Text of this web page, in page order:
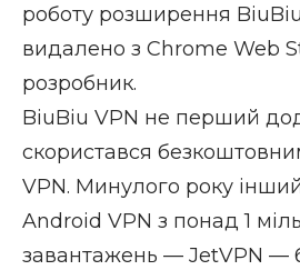
роботу розширення
видалено з Chrome Web
розробник.
BiuBiu VPN не перший
скористався
VPN. Минулого року
Android VPN з понад 1
завантажень — JetVPN —